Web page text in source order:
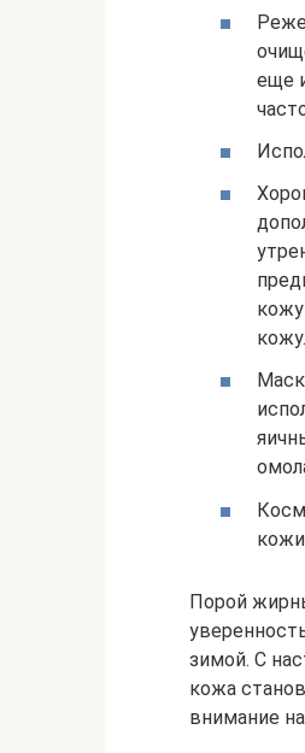
еще
кожу.
Порой
зимой. С
кожа
внимание